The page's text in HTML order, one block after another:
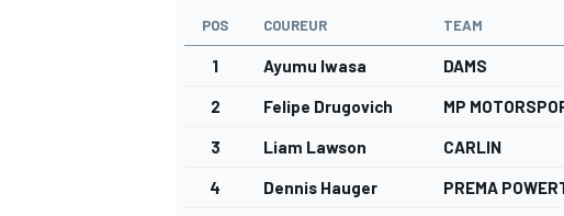
POS COUREUR TEAM
1 Ayumu Iwasa DAMS
2 Felipe Drugovich MP
3 Liam Lawson CARLIN
4 Dennis Hauger PREMA